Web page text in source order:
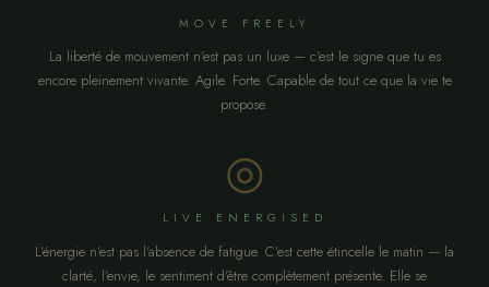
MOVE FREELY
La liberté de mouvement n'est pas un luxe — c'est le signe que tu es
encore pleinement vivante. Agile. Forte. Capable de tout ce que la vie te
propose.
◎
LIVE ENERGISED
L'énergie n'est pas l'absence de fatigue. C'est cette étincelle le matin — la
clarté, l'envie, le sentiment d'être complètement présente. Elle se